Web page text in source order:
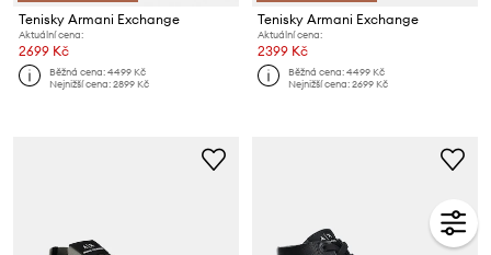
Tenisky Armani Exchange
Aktuální cena:
2699 Kč
Běžná cena:4499 Kč
Nejnižší cena:2899 Kč
Tenisky Armani Exchange
Aktuální cena:
2399 Kč
Běžná cena:4499 Kč
Nejnižší cena:2699 Kč